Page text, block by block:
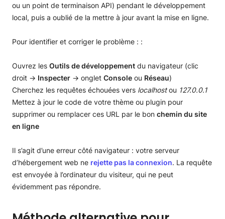
ou un point de terminaison API) pendant le développement
local, puis a oublié de la mettre à jour avant la mise en ligne.
Pour identifier et corriger le problème : :
Ouvrez les Outils de développement du navigateur (clic
droit → Inspecter → onglet Console ou Réseau)
Cherchez les requêtes échouées vers localhostou 127.0.0.1
Mettez à jour le code de votre thème ou plugin pour
supprimer ou remplacer ces URL par le bon chemin du site
en ligne
Il s’agit d’une erreur côté navigateur : votre serveur
d’hébergement web ne rejette pas la connexion. La requête
est envoyée à l’ordinateur du visiteur, qui ne peut
évidemment pas répondre.